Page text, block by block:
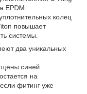
EPDM.
колец
повышает
системы.
два уникальных
синей
на
фитинг уже